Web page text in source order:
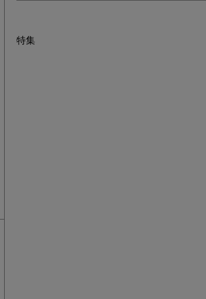
特集